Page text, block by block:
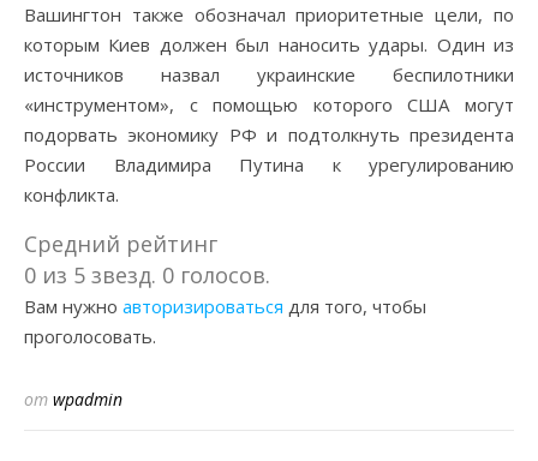
Вашингтон также обозначал приоритетные цели, по
которым Киев должен был наносить удары. Один из
источников назвал украинские беспилотники
«инструментом», с помощью которого США могут
подорвать экономику РФ и подтолкнуть президента
России Владимира Путина к урегулированию
конфликта.
Средний рейтинг
0 из 5 звезд. 0 голосов.
Вам нужно авторизироваться для того, чтобы
проголосовать.
от wpadmin